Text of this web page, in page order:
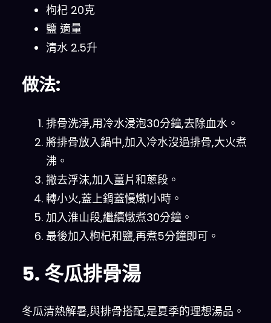
枸杞 20克
鹽 適量
清水 2.5升
做法:
排骨洗淨,用冷水浸泡30分鐘,去除血水。
將排骨放入鍋中,加入冷水沒過排骨,大火煮
沸。
撇去浮沫,加入薑片和蔥段。
轉小火,蓋上鍋蓋慢燉1小時。
加入淮山段,繼續燉煮30分鐘。
最後加入枸杞和鹽,再煮5分鐘即可。
5. 冬瓜排骨湯
冬瓜清熱解暑,與排骨搭配,是夏季的理想湯品。